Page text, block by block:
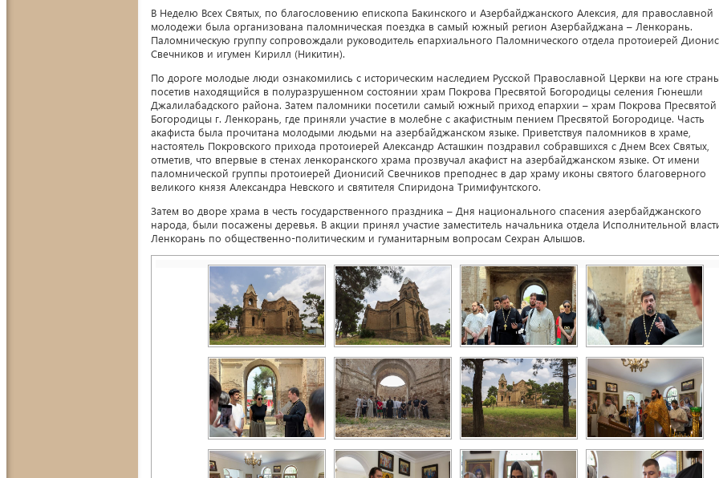
В Неделю Всех Святых, по благословению епископа Бакинского и Азербайджанского Алексия, для православной
молодежи была организована паломническая поездка в самый южный регион Азербайджана – Ленкорань.
Паломническую группу сопровождали руководитель епархиального Паломнического отдела протоиерей
Свечников и игумен Кирилл (Никитин).
По дороге молодые люди ознакомились с историческим наследием Русской Православной Церкви на юге
посетив находящийся в полуразрушенном состоянии храм Покрова Пресвятой Богородицы селения Гюнешли
Джалилабадского района. Затем паломники посетили самый южный приход епархии – храм Покрова Пресвятой
Богородицы г. Ленкорань, где приняли участие в молебне с акафистным пением Пресвятой Богородице. Часть
акафиста была прочитана молодыми людьми на азербайджанском языке. Приветствуя паломников в храме,
настоятель Покровского прихода протоиерей Александр Асташкин поздравил собравшихся с Днем Всех Святых,
отметив, что впервые в стенах ленкоранского храма прозвучал акафист на азербайджанском языке. От имени
паломнической группы протоиерей Дионисий Свечников преподнес в дар храму иконы святого благоверного
великого князя Александра Невского и святителя Спиридона Тримифунтского.
Затем во дворе храма в честь государственного праздника – Дня национального спасения азербайджанского
народа, были посажены деревья. В акции принял участие заместитель начальника отдела Исполнительной
Ленкорань по общественно-политическим и гуманитарным вопросам Сехран Алышов.